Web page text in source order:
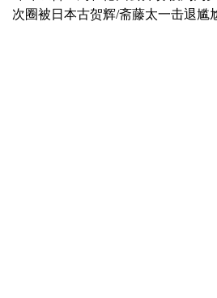
次圈被日本古贺辉/斋藤太一击退尴